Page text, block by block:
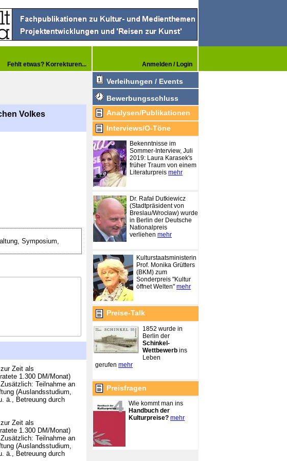
Fehlt etwas? Korrekturen... Anmelden / Login
Volkes
Symposium,
Zeit als
1.300 DM/Monat)
Teilnahme an
(Auslandsstudium,
ä., Betreuung durch
Zeit als
1.300 DM/Monat)
Teilnahme an
(Auslandsstudium,
ä., Betreuung durch
Verleihungen / Events
Bewerbungsschluss
Analysen/Publikationen
Interviews/O-Töne
Bekenntnisse im
Sommer-Interview, Juli
2019: Laura Karasek's
früher Traum von einem
Literaturpreis mehr
Dr. Rafał Dutkiewicz
(Stadtpräsident von
Breslau/Wrocław) wurde
in Berlin der Deutsche
Nationalpreis
verliehen mehr
Kulturstaatsministerin
Prof. Monika Grütters
(BKM) zum
Sonderpreis "Kultur
öffnet Welten" mehr
Preise-Talk
1852 wurde in
Berlin der
Schinkel-
Wettbewerb ins
Leben
gerufen mehr
Preisfragen
Wie kommt man ins
Handbuch der
Kulturpreise? mehr